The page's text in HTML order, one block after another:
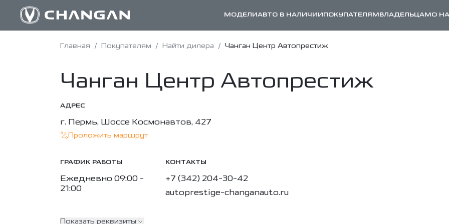
МОДЕЛИАВТО В НАЛИЧИИПОКУПАТЕЛЯМВЛАДЕЛЬЦАМО
Главная / Покупателям / Найти дилера / Чанган Центр Автопрестиж
Чанган Центр Автопрестиж
АДРЕС
г. Пермь, Шоссе Космонавтов, 427
Проложить маршрут
ГРАФИК РАБОТЫ
Ежедневно 09:00 -
21:00
КОНТАКТЫ
+7 (342) 204-30-42
autoprestige-changanauto.ru
Показать реквизиты